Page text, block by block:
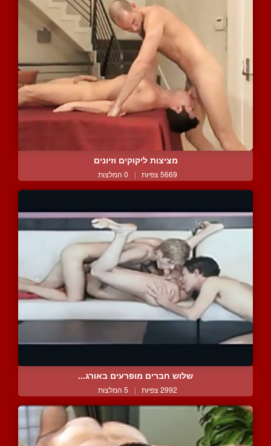
מציצות ליקוקים וזיונים
5669 צפיות | 0 המלצות
שלוש חברים מופרעים באורג...
2992 צפיות | 5 המלצות